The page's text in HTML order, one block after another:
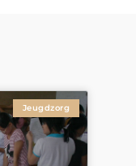
Jeugdzorg